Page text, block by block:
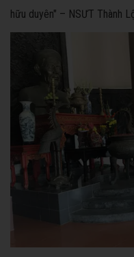
hữu duyên" – NSƯT Thành